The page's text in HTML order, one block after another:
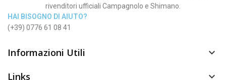
rivenditori ufficiali Campagnolo e Shimano.
HAI BISOGNO DI AIUTO?
(+39) 0776 61 08 41
Informazioni Utili 
Links 